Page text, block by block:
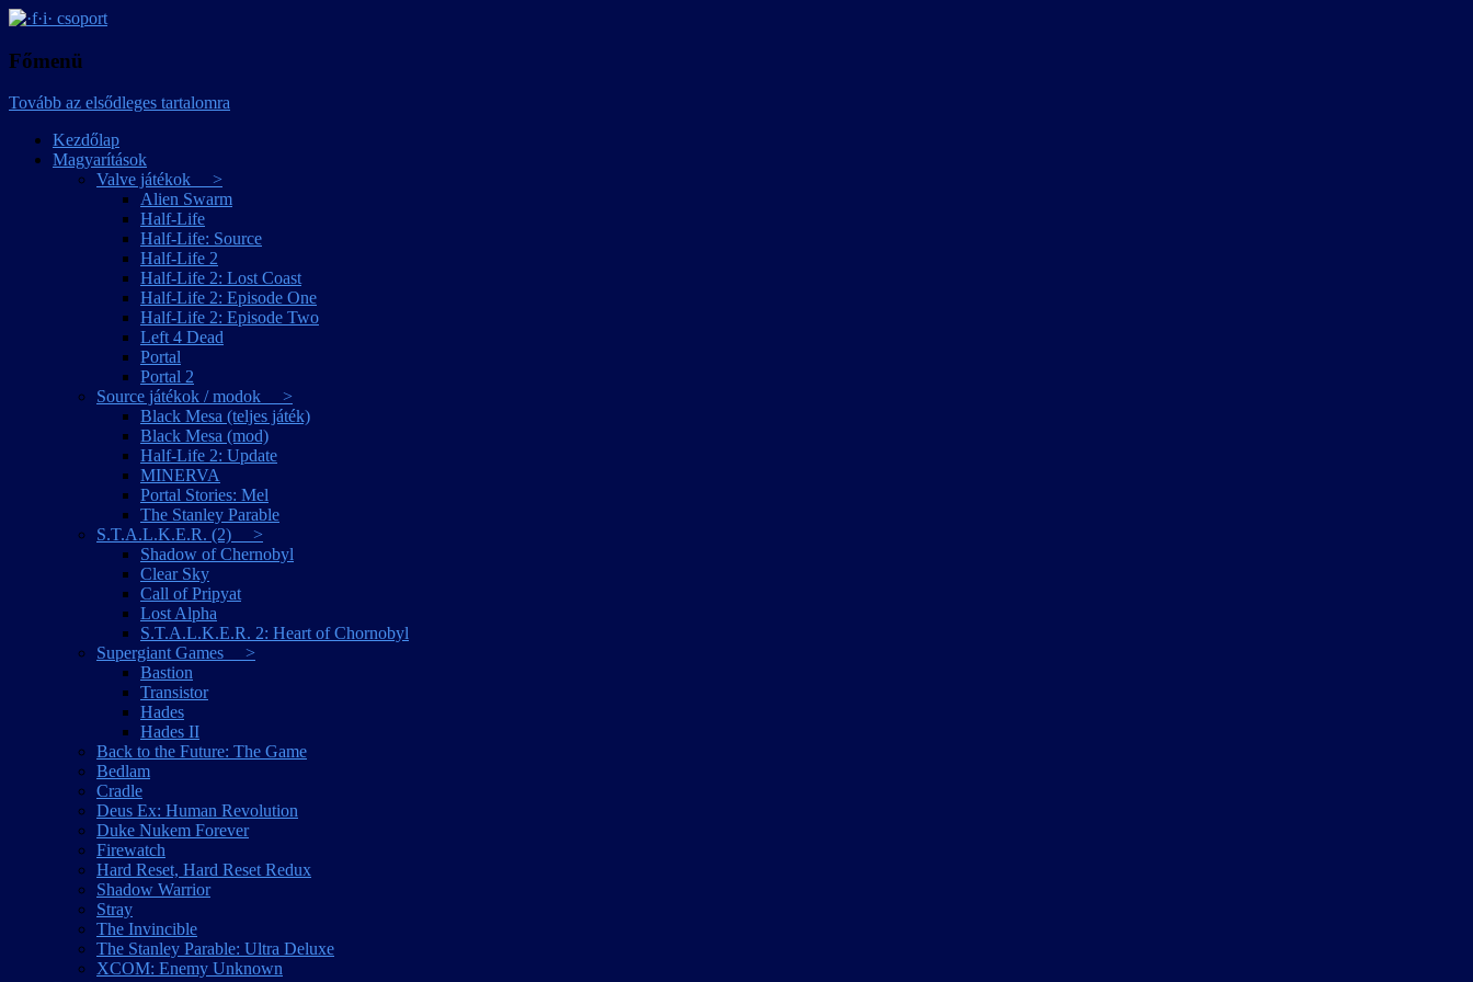
·f·i· csoport
Főmenü
Tovább az elsődleges tartalomra
Kezdőlap
Magyarítások
Valve játékok >
Alien Swarm
Half-Life
Half-Life: Source
Half-Life 2
Half-Life 2: Lost Coast
Half-Life 2: Episode One
Half-Life 2: Episode Two
Left 4 Dead
Portal
Portal 2
Source játékok / modok >
Black Mesa (teljes játék)
Black Mesa (mod)
Half-Life 2: Update
MINERVA
Portal Stories: Mel
The Stanley Parable
S.T.A.L.K.E.R. (2) >
Shadow of Chernobyl
Clear Sky
Call of Pripyat
Lost Alpha
S.T.A.L.K.E.R. 2: Heart of Chornobyl
Supergiant Games >
Bastion
Transistor
Hades
Hades II
Back to the Future: The Game
Bedlam
Cradle
Deus Ex: Human Revolution
Duke Nukem Forever
Firewatch
Hard Reset, Hard Reset Redux
Shadow Warrior
Stray
The Invincible
The Stanley Parable: Ultra Deluxe
XCOM: Enemy Unknown